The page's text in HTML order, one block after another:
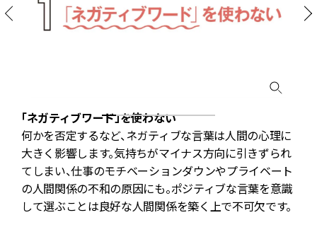
「ネガティブワード」を使わない
何かを否定するなど、ネガティブな言葉は人間の心理に
大きく影響します。気持ちがマイナス方向に引きずられ
てしまい、仕事のモチベーションダウンやプライベート
の人間関係の不和の原因にも。ポジティブな言葉を意識
して選ぶことは良好な人間関係を築く上で不可欠です。